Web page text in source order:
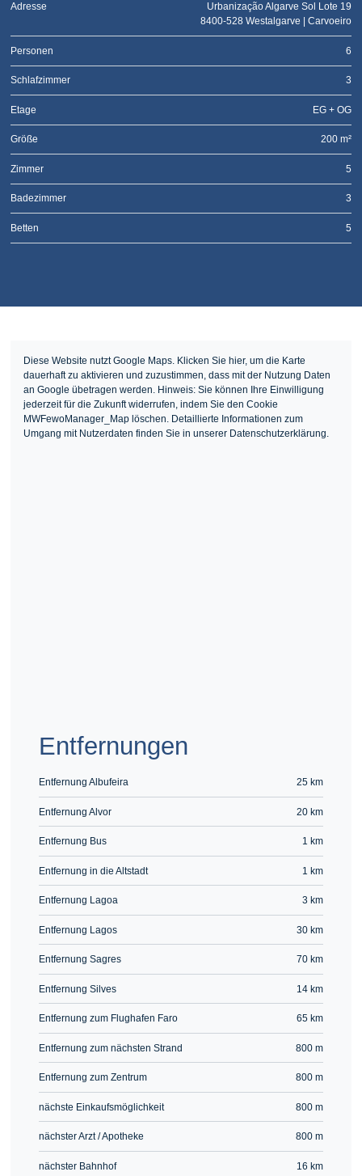
Adresse
Urbanização Algarve Sol Lote 19
8400-528 Westalgarve | Carvoeiro
Personen 6
Schlafzimmer 3
Etage EG + OG
Größe 200 m²
Zimmer 5
Badezimmer 3
Betten 5
Diese Website nutzt Google Maps. Klicken Sie hier, um die Karte
dauerhaft zu aktivieren und zuzustimmen, dass mit der Nutzung Daten
an Google übetragen werden. Hinweis: Sie können Ihre Einwilligung
jederzeit für die Zukunft widerrufen, indem Sie den Cookie
MWFewoManager_Map löschen. Detaillierte Informationen zum
Umgang mit Nutzerdaten finden Sie in unserer Datenschutzerklärung.
Entfernungen
Entfernung Albufeira 25 km
Entfernung Alvor 20 km
Entfernung Bus 1 km
Entfernung in die Altstadt 1 km
Entfernung Lagoa 3 km
Entfernung Lagos 30 km
Entfernung Sagres 70 km
Entfernung Silves 14 km
Entfernung zum Flughafen Faro 65 km
Entfernung zum nächsten Strand 800 m
Entfernung zum Zentrum 800 m
nächste Einkaufsmöglichkeit 800 m
nächster Arzt / Apotheke 800 m
nächster Bahnhof 16 km